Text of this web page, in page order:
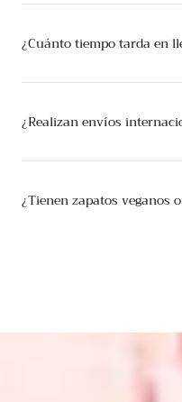
¿Cuánto tiempo tarda en
¿Realizan envíos
¿Tienen zapatos veganos